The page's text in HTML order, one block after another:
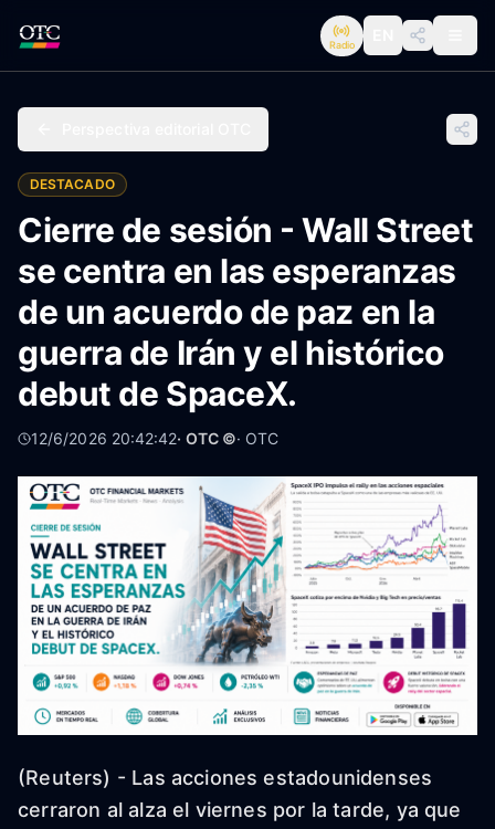
Radio
DESTACADO
Cierre de sesión - Wall Street
se centra en las esperanzas
de un acuerdo de paz en la
guerra de Irán y el histórico
debut de SpaceX.
12/6/2026 20:42:42· OTC ©· OTC
(Reuters) - Las acciones estadounidenses
cerraron al alza el viernes por la tarde, ya que